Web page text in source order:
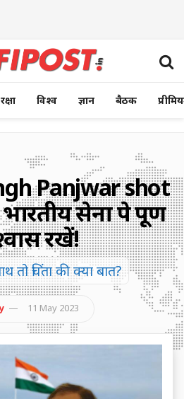
रक्षा विश्व ज्ञान बैठक
Panjwar shot
सेना पे पूर्ण
रखें!
तो चिंता की क्या बात?
11 May 2023